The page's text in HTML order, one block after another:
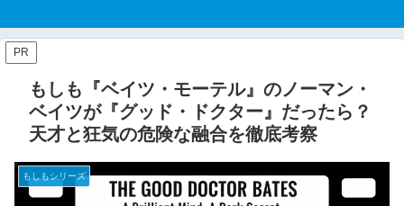
PR
もしも『ベイツ・モーテル』のノーマン・
ベイツが『グッド・ドクター』だったら？
天才と狂気の危険な融合を徹底考察
もしもシリーズ